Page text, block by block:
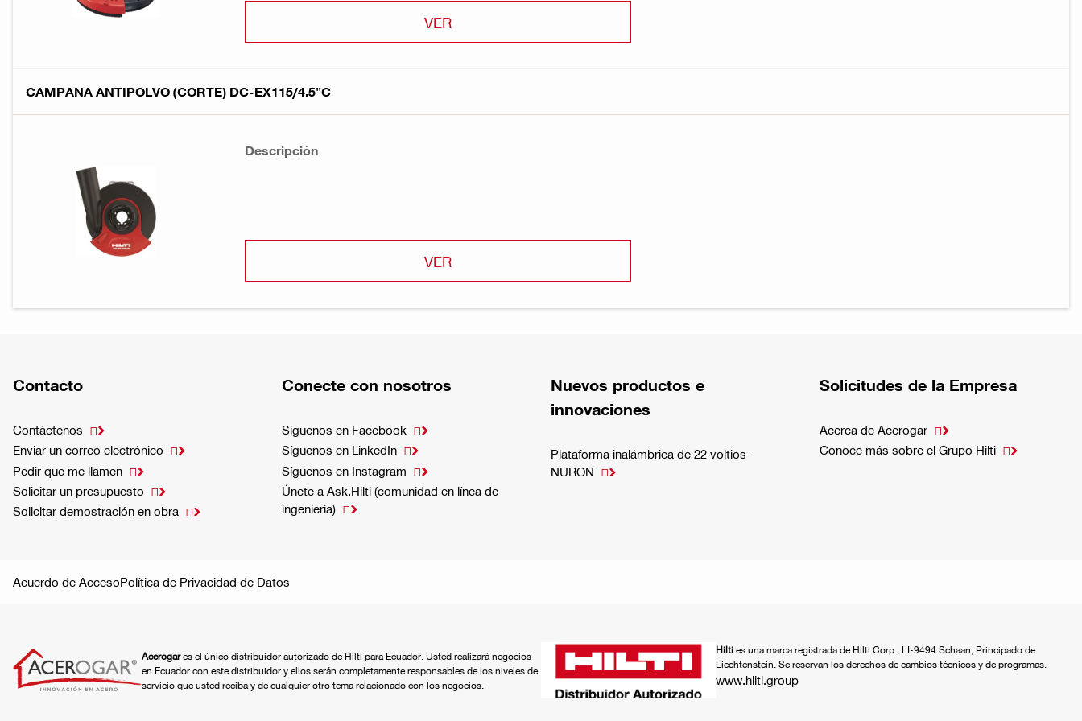
VER
CAMPANA ANTIPOLVO (CORTE) DC-EX115/4.5"C
Descripción
VER
Contacto
Contáctenos 
Enviar un correo electrónico 
Pedir que me llamen 
Solicitar un presupuesto 
Solicitar demostración en obra 
Conecte con nosotros
Síguenos en Facebook 
Síguenos en LinkedIn 
Síguenos en Instagram 
Únete a Ask.Hilti (comunidad en línea de
ingeniería) 
Nuevos productos e
innovaciones
Plataforma inalámbrica de 22 voltios -
NURON 
Solicitudes de la Empresa
Acerca de Acerogar 
Conoce más sobre el Grupo Hilti 
Acuerdo de AccesoPolítica de Privacidad de Datos
Acerogares el único distribuidor autorizado de Hilti para Ecuador. Usted realizará negocios
en Ecuador con este distribuidor y ellos serán completamente responsables de los niveles de
servicio que usted reciba y de cualquier otro tema relacionado con los negocios.
Hilties una marca registrada de Hilti Corp., LI-9494 Schaan, Principado de
Liechtenstein. Se reservan los derechos de cambios técnicos y de programas.
www.hilti.group